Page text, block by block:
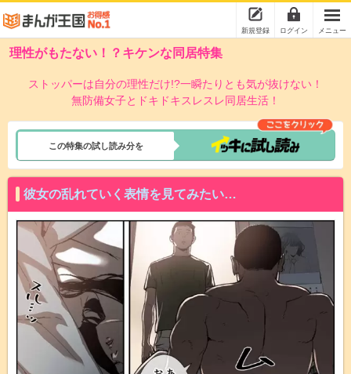
新規登録 ログイン メニュー
理性がもたない！？キケンな同居特集
ストッパーは自分の理性だけ!?一瞬たりとも気が抜けない！
無防備女子とドキドキスレスレ同居生活！
この特集の試し読み分を
彼女の乱れていく表情を見てみたい…